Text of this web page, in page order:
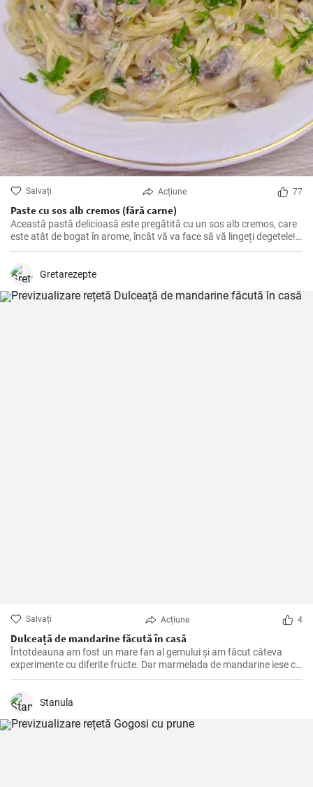
Salvați Acțiune 77
Paste cu sos alb cremos (fără carne)
Această pastă delicioasă este pregătită cu un sos alb cremos, care
este atât de bogat în arome, încât vă va face să vă lingeți degetele!
Perfectă pentru o cină romantică sau o masă în familie.
Gretarezepte
Salvați Acțiune 4
Dulceață de mandarine făcută în casă
Întotdeauna am fost un mare fan al gemului și am făcut câteva
experimente cu diferite fructe. Dar marmelada de mandarine iese cu
adevărat în evidență. Are acea aromă luminoasă, de citrice, care
o adăugați. Cu această rețetă, v-ați putea bucura de prospețimea
Stanula